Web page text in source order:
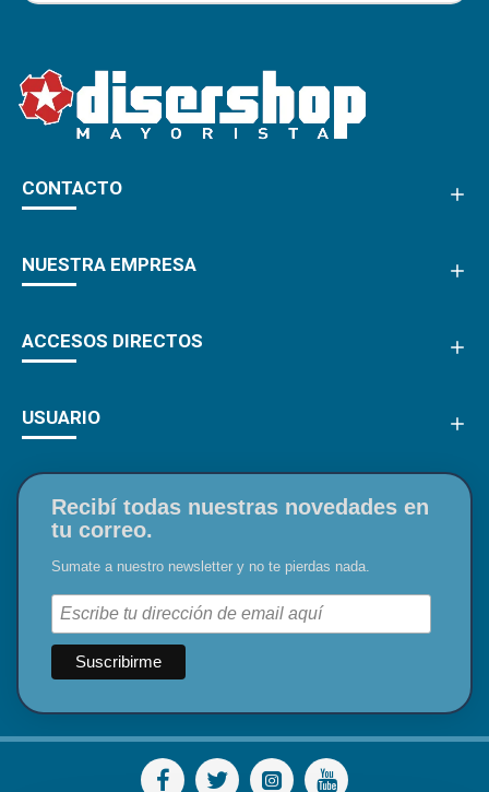
CONTACTO
NUESTRA EMPRESA
ACCESOS DIRECTOS
USUARIO
Recibí todas nuestras novedades en
tu correo.
Sumate a nuestro newsletter y no te pierdas nada.